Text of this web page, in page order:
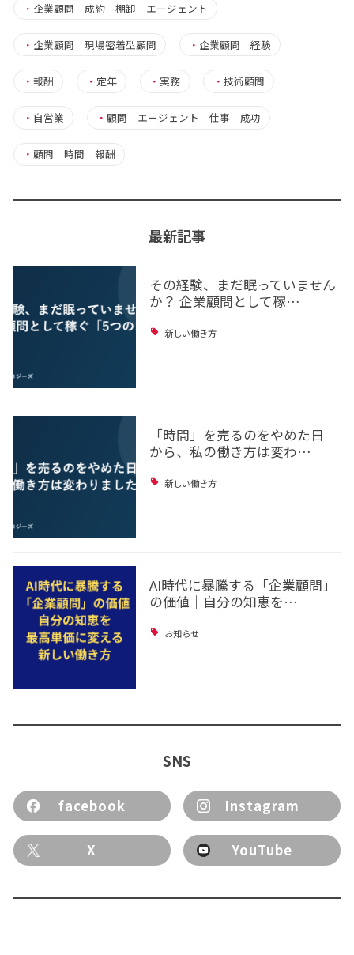
・ 企業顧問 成約 棚卸 エージェント
・ 企業顧問 現場密着型顧問 ・ 企業顧問 経験
・ 報酬 ・ 定年 ・ 実務 ・ 技術顧問
・ 自営業 ・顧問 エージェント 仕事 成功
・ 顧問 時間 報酬
最新記事
その経験、まだ眠っていません
か？ 企業顧問として稼…
新しい働き方
「時間」を売るのをやめた日
から、私の働き方は変わ…
新しい働き方
AI時代に暴騰する「企業顧問」
の価値｜自分の知恵を…
お知らせ
SNS
facebook Instagram
X YouTube